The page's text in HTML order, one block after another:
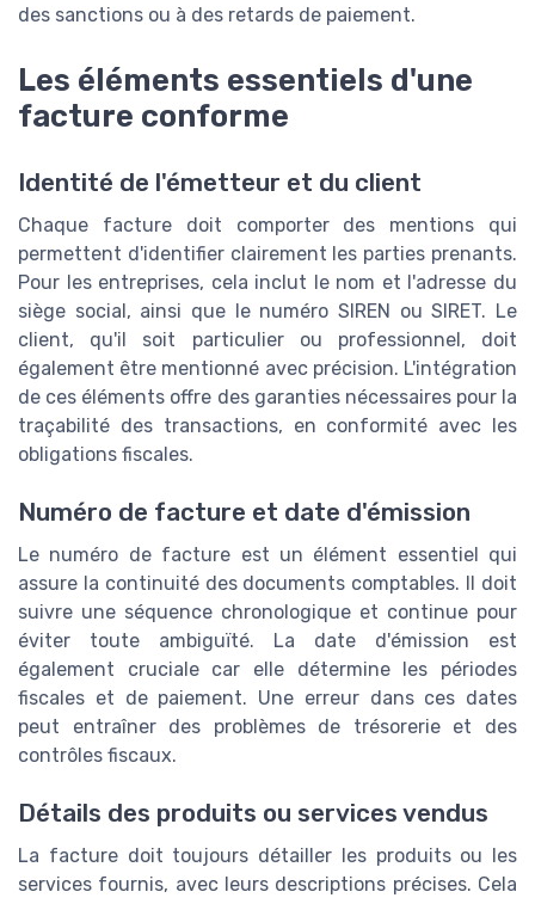
des sanctions ou à des retards de paiement.
Les éléments essentiels d'une
facture conforme
Identité de l'émetteur et du client
Chaque facture doit comporter des mentions qui
permettent d'identifier clairement les parties prenants.
Pour les entreprises, cela inclut le nom et l'adresse du
siège social, ainsi que le numéro SIREN ou SIRET. Le
client, qu'il soit particulier ou professionnel, doit
également être mentionné avec précision. L'intégration
de ces éléments offre des garanties nécessaires pour la
traçabilité des transactions, en conformité avec les
obligations fiscales.
Numéro de facture et date d'émission
Le numéro de facture est un élément essentiel qui
assure la continuité des documents comptables. Il doit
suivre une séquence chronologique et continue pour
éviter toute ambiguïté. La date d'émission est
également cruciale car elle détermine les périodes
fiscales et de paiement. Une erreur dans ces dates
peut entraîner des problèmes de trésorerie et des
contrôles fiscaux.
Détails des produits ou services vendus
La facture doit toujours détailler les produits ou les
services fournis, avec leurs descriptions précises. Cela